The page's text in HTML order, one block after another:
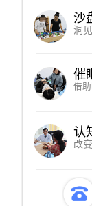
音
诊
定
愈
提